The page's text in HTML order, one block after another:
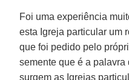
Foi uma experiência
esta Igreja particular um
que foi pedido pelo
semente que é a
surgem as Igrejas